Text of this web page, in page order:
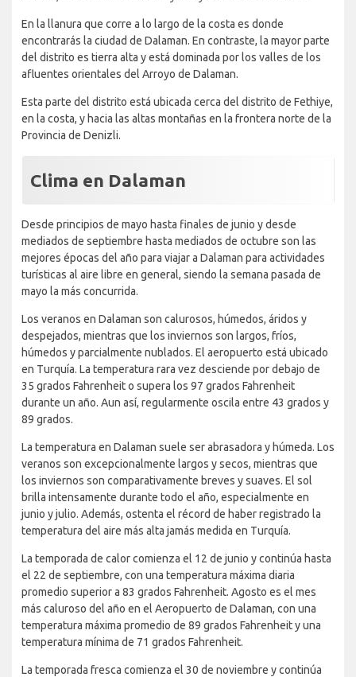
En la llanura que corre a lo largo de la costa es donde
encontrarás la ciudad de Dalaman. En contraste, la mayor parte
del distrito es tierra alta y está dominada por los valles de los
afluentes orientales del Arroyo de Dalaman.
Esta parte del distrito está ubicada cerca del distrito de Fethiye,
en la costa, y hacia las altas montañas en la frontera norte de la
Provincia de Denizli.
Clima en Dalaman
Desde principios de mayo hasta finales de junio y desde
mediados de septiembre hasta mediados de octubre son las
mejores épocas del año para viajar a Dalaman para actividades
turísticas al aire libre en general, siendo la semana pasada de
mayo la más concurrida.
Los veranos en Dalaman son calurosos, húmedos, áridos y
despejados, mientras que los inviernos son largos, fríos,
húmedos y parcialmente nublados. El aeropuerto está ubicado
en Turquía. La temperatura rara vez desciende por debajo de
35 grados Fahrenheit o supera los 97 grados Fahrenheit
durante un año. Aun así, regularmente oscila entre 43 grados y
89 grados.
La temperatura en Dalaman suele ser abrasadora y húmeda. Los
veranos son excepcionalmente largos y secos, mientras que
los inviernos son comparativamente breves y suaves. El sol
brilla intensamente durante todo el año, especialmente en
junio y julio. Además, ostenta el récord de haber registrado la
temperatura del aire más alta jamás medida en Turquía.
La temporada de calor comienza el 12 de junio y continúa hasta
el 22 de septiembre, con una temperatura máxima diaria
promedio superior a 83 grados Fahrenheit. Agosto es el mes
más caluroso del año en el Aeropuerto de Dalaman, con una
temperatura máxima promedio de 89 grados Fahrenheit y una
temperatura mínima de 71 grados Fahrenheit.
La temporada fresca comienza el 30 de noviembre y continúa